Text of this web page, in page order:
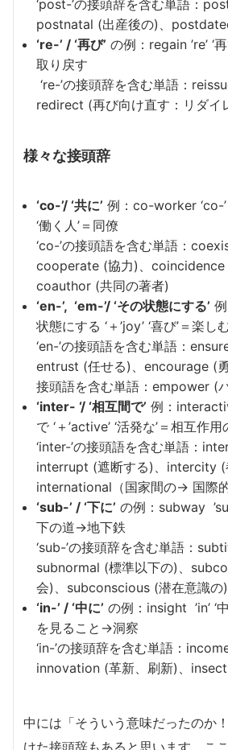
‘post-’の接頭辞を含む単語：
postnatal (出産後の)、
‘re-’ / ‘再び’ の例：regain ’re’ ‘
取り
‘re-’の接頭辞を含む単語：
redirect (再び向け直す：リダイ
様々な接頭辞
‘co-’/ ‘共に’ 例：co-worker ‘co-’
‘働く人’＝同僚
‘co-’の接頭語を含む単語：
cooperate (協力)、coincidence
coauthor (共同の著者)
‘en-’, ‘em-’/ ‘その状態にする’
状態にする ‘＋’joy’ ‘喜び’＝楽し
‘en-’の接頭語を含む単語：
entrust (任せる)、encourage (勇
接頭語を含む単語：empower (
‘inter- ‘/ ‘相互間で’ 例：
で ‘＋’active’ ‘活発な’＝相互作用
‘inter-’の接頭語を含む単語：
interrupt (遮断する)、intercity (
international（国家間の→ 国際的
‘sub-’ / ‘下に’ の例：subway
下の道→
‘sub-’の接頭辞を含む単語：
subnormal (標準以下の)、
会)、subconscious (潜在意識の)
‘in-’ / ‘中に’ の例：insight ’in’ ‘
を見ること
‘in-’の接頭辞を含む単語：
innovation (革新、刷新)、
中には「そういう意味だったのか
けた接頭辞もあると思います。こ